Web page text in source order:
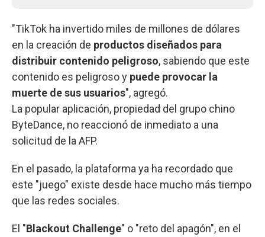
"TikTok ha invertido miles de millones de dólares
en la creación de productos diseñados para
distribuir contenido peligroso, sabiendo que este
contenido es peligroso y puede provocar la
muerte de sus usuarios", agregó.
La popular aplicación, propiedad del grupo chino
ByteDance, no reaccionó de inmediato a una
solicitud de la AFP.
En el pasado, la plataforma ya ha recordado que
este "juego" existe desde hace mucho más tiempo
que las redes sociales.
El "Blackout Challenge" o "reto del apagón", en el